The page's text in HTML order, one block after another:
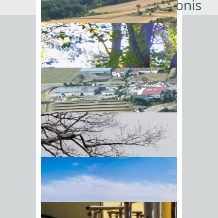
BIick vom Galgenberg auf
Hohenstadt
Niederlassungserlaubnis
Die Niederlassungserlaubnis ist ein
unbefristeter Aufenthaltstitel, der eine
rechtliche Verfestigung des Aufenthalts
bedeutet. Damit dürfen Sie arbeiten
oder selbständig tätig sein.
Wenn Sie zunächst eine befristete
Aufenthaltserlaubnis erhalten haben,
können Sie nach Ablauf bestimmter
Fristen die Erteilung einer
unbefristeten Niederlassungserlaubnis
beantragen.
Regelmäßig setzt die Erteilung der
Niederlassungserlaubnis voraus, dass
Sie seit fünf Jahren die
Aufenthaltserlaubnis besitzen.
Rahmen des Familiennachzugs von